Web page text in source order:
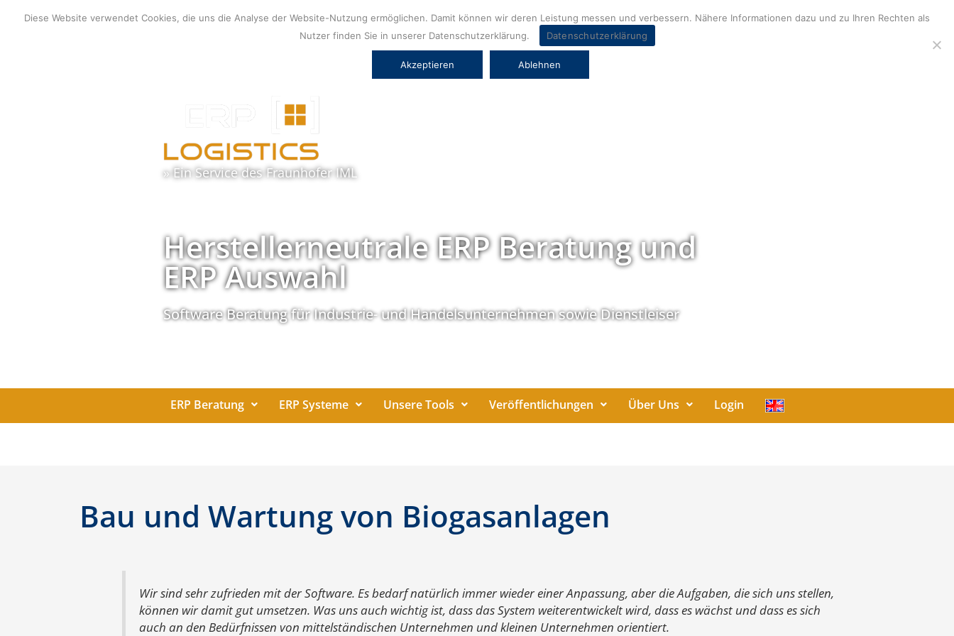
Inhalt
» Ein Service desFraunhofer IML
Herstellerneutrale ERP Beratung und
ERP Auswahl
Software Beratung für Industrie- und Handelsunternehmen sowie Dienstleiser
ERP Beratung ERP Systeme Unsere Tools Veröffentlichungen Über Uns Login
Bau und Wartung von Biogasanlagen
Wir sind sehr zufrieden mit der Software. Es bedarf natürlich immer wieder einer Anpassung, aber die Aufgaben, die sich uns stellen,
können wir damit gut umsetzen. Was uns auch wichtig ist, dass das System weiterentwickelt wird, dass es wächst und dass es sich
auch an den Bedürfnissen von mittelständischen Unternehmen und kleinen Unternehmen orientiert.
Diese Website verwendet Cookies, die uns die Analyse der Website-Nutzung ermöglichen. Damit können wir deren Leistung messen und verbessern. Nähere Informationen dazu und zu Ihren Rechten als
Nutzer finden Sie in unserer Datenschutzerklärung.
Datenschutzerklärung
Akzeptieren Ablehnen